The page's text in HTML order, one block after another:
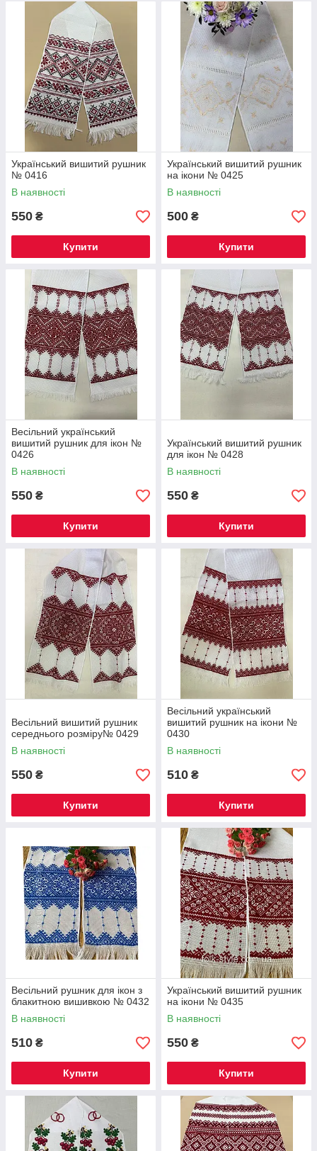
Український вишитий рушник
№ 0416
В наявності
550 ₴
Купити
Український вишитий рушник
на ікони № 0425
В наявності
500 ₴
Купити
Весільний український
вишитий рушник для ікон №
0426
В наявності
550 ₴
Купити
Український вишитий рушник
для ікон № 0428
В наявності
550 ₴
Купити
Весільний вишитий рушник
середнього розміру№ 0429
В наявності
550 ₴
Купити
Весільний український
вишитий рушник на ікони №
0430
В наявності
510 ₴
Купити
Весільний рушник для ікон з
блакитною вишивкою № 0432
В наявності
510 ₴
Купити
Український вишитий рушник
на ікони № 0435
В наявності
550 ₴
Купити